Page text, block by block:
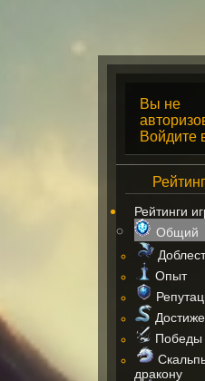
Вы не
Войдите
Рейтинги
Общий
Опыт
Победы
дракону